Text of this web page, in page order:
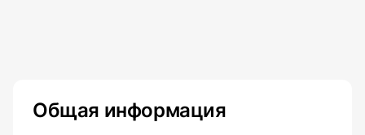
Общая информация